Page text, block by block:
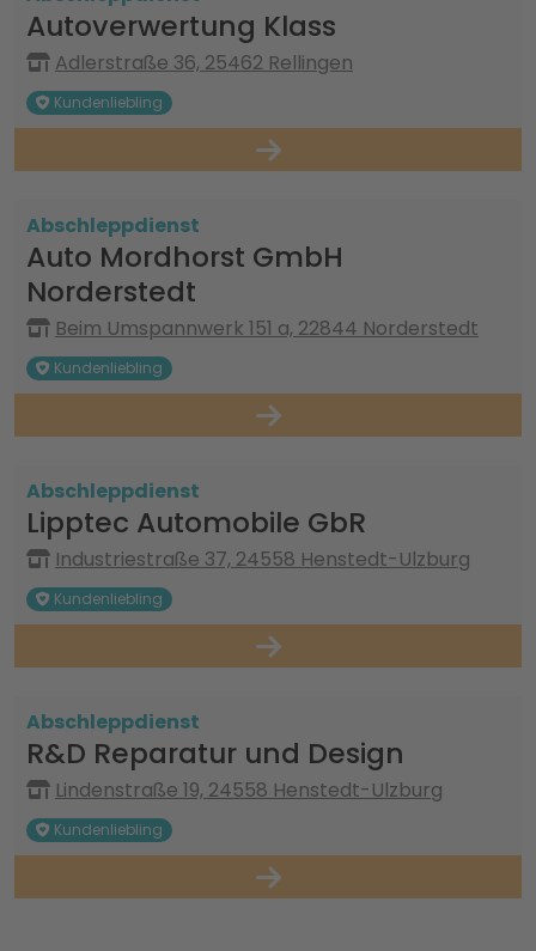
Autoverwertung Klass
Adlerstraße 36, 25462 Rellingen
Kundenliebling
Abschleppdienst
Auto Mordhorst GmbH
Norderstedt
Beim Umspannwerk 151 a, 22844 Norderstedt
Kundenliebling
Abschleppdienst
Lipptec Automobile GbR
Industriestraße 37, 24558 Henstedt-Ulzburg
Kundenliebling
Abschleppdienst
R&D Reparatur und Design
Lindenstraße 19, 24558 Henstedt-Ulzburg
Kundenliebling